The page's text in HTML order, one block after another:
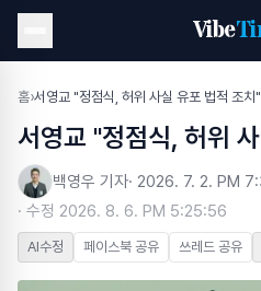
Vibe
홈›서영교 "정점식, 허위 사실 유포 법적 조치"
서영교 "정점식, 허위
백영우 기자· 2026. 7. 2. PM
· 수정 2026. 8. 6. PM 5:25:56
AI수정 페이스북 공유 쓰레드 공유